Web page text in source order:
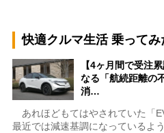
快適クルマ生活 乗って
【4ヶ月間で受注
なる「航続距離の
消…
あれほどもてはやされていた「
最近では減速基調になっているよ